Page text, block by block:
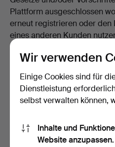
Plattform ausgeschlossen
erneut registrieren oder den
eines anderen Kunden
Auctionet kann jederzeit
einzustellen. Dies kann
Belästigungen und andere
von Kunden betreffen.
Plattform verboten.
Wir verwenden
Einige Cookies sind für
Dienstleistung
selbst verwalten können,
Inhalte und
Website anzupassen.